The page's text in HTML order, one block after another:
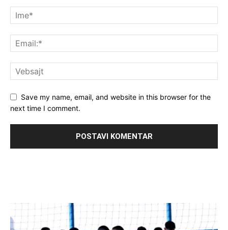
Save my name, email, and website in this browser for the
next time I comment.